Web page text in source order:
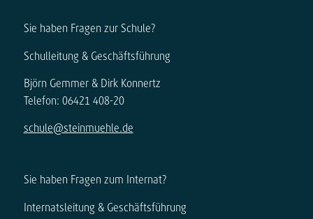
Sie haben Fragen zur Schule?
Schulleitung & Geschäftsführung
Björn Gemmer & Dirk Konnertz
Telefon: 06421 408-20
schule@steinmuehle.de
Sie haben Fragen zum Internat?
Internatsleitung & Geschäftsführung